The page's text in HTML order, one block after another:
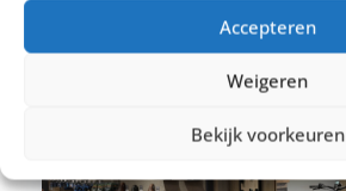
Accepteren
Weigeren
Bekijk voorkeuren